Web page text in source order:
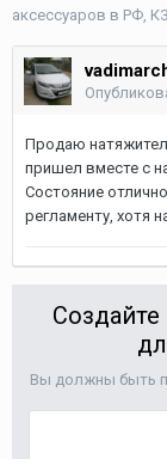
аксессуаров в РФ, КЗ
Продаю
пришел вместе с
Состояние
регламенту, хотя
Создайте
Вы должны быть